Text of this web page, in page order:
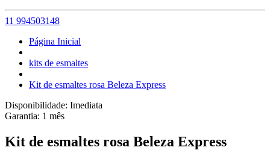
11 994503148
Página Inicial
kits de esmaltes
Kit de esmaltes rosa Beleza Express
Disponibilidade: Imediata
Garantia: 1 mês
Kit de esmaltes rosa Beleza Express